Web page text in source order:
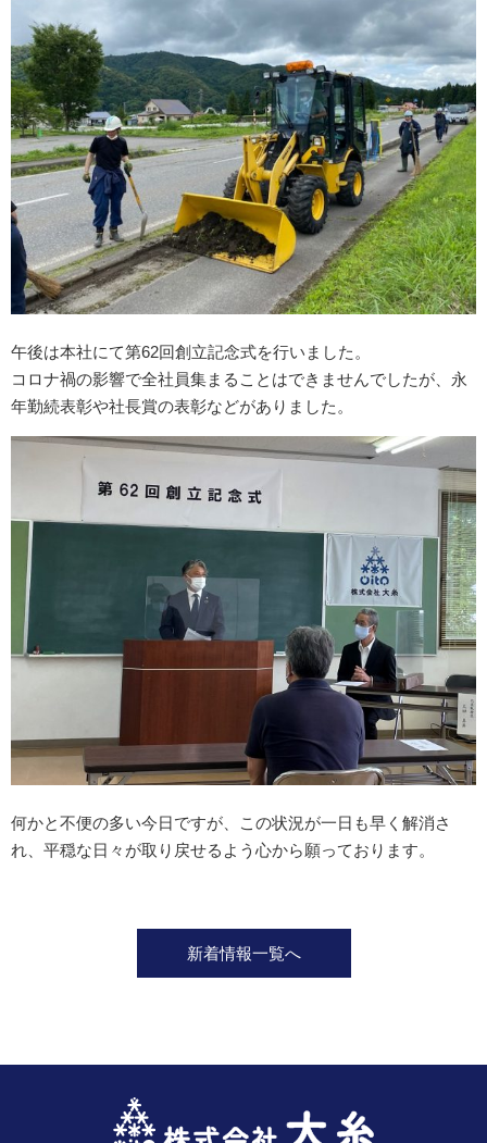
午後は本社にて第62回創立記念式を行いました。
コロナ禍の影響で全社員集まることはできませんでしたが、永
年勤続表彰や社長賞の表彰などがありました。
何かと不便の多い今日ですが、この状況が一日も早く解消さ
れ、平穏な日々が取り戻せるよう心から願っております。
新着情報一覧へ